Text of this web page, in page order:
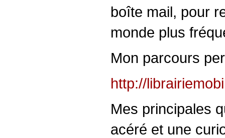
boîte mail, pour
monde plus
Mon parcours
http://
Mes principales
acéré et une